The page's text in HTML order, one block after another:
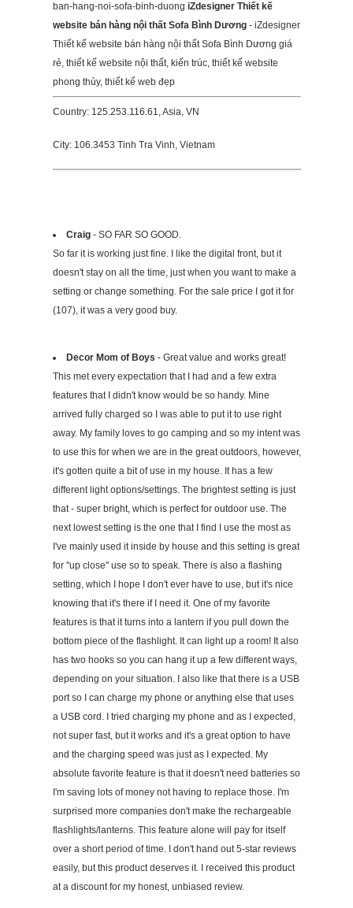
ban-hang-noi-sofa-binh-duong iZdesigner Thiết kế
website bán hàng nội thất Sofa Bình Dương- iZdesigner
Thiết kế website bán hàng nội thất Sofa Bình Dương giá
rẻ, thiết kế website nội thất, kiến trúc, thiết kế website
phong thủy, thiết kế web đẹp
Country: 125.253.116.61, Asia, VN
City: 106.3453 Tinh Tra Vinh, Vietnam
Craig- SO FAR SO GOOD.
So far it is working just fine. I like the digital front, but it
doesn't stay on all the time, just when you want to make a
setting or change something. For the sale price I got it for
(107), it was a very good buy.
Decor Mom of Boys - Great value and works great!
This met every expectation that I had and a few extra
features that I didn't know would be so handy. Mine
arrived fully charged so I was able to put it to use right
away. My family loves to go camping and so my intent was
to use this for when we are in the great outdoors, however,
it's gotten quite a bit of use in my house. It has a few
different light options/settings. The brightest setting is just
that - super bright, which is perfect for outdoor use. The
next lowest setting is the one that I find I use the most as
I've mainly used it inside by house and this setting is great
for "up close" use so to speak. There is also a flashing
setting, which I hope I don't ever have to use, but it's nice
knowing that it's there if I need it. One of my favorite
features is that it turns into a lantern if you pull down the
bottom piece of the flashlight. It can light up a room! It also
has two hooks so you can hang it up a few different ways,
depending on your situation. I also like that there is a USB
port so I can charge my phone or anything else that uses
a USB cord. I tried charging my phone and as I expected,
not super fast, but it works and it's a great option to have
and the charging speed was just as I expected. My
absolute favorite feature is that it doesn't need batteries so
I'm saving lots of money not having to replace those. I'm
surprised more companies don't make the rechargeable
flashlights/lanterns. This feature alone will pay for itself
over a short period of time. I don't hand out 5-star reviews
easily, but this product deserves it. I received this product
at a discount for my honest, unbiased review.